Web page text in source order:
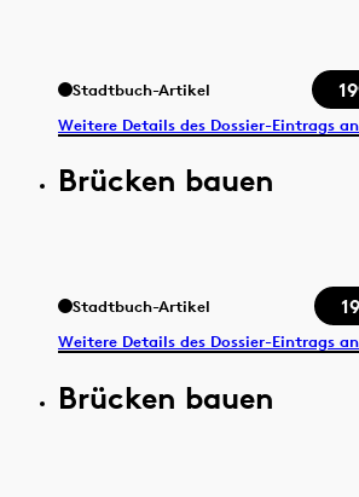
Stadtbuch-Artikel
Weitere Details des Dossier-Eintrags
Brücken bauen
Stadtbuch-Artikel
Weitere Details des Dossier-Eintrags
Brücken bauen